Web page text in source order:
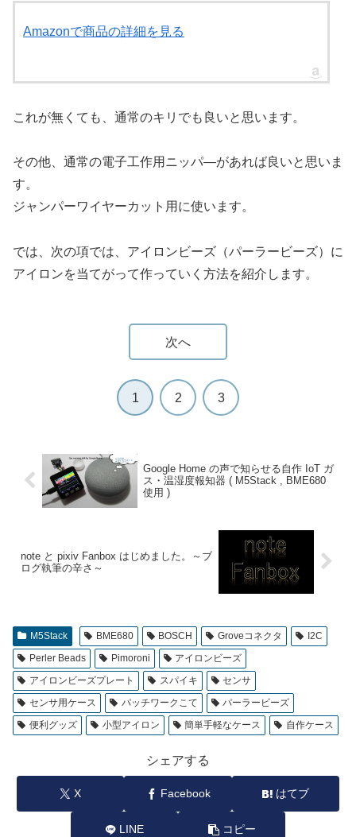
Amazonで商品の詳細を見る
これが無くても、通常のキリでも良いと思います。
その他、通常の電子工作用ニッパ―があれば良いと思いま
す。
ジャンパーワイヤーカット用に使います。
では、次の項では、アイロンビーズ（パーラービーズ）に
アイロンを当てがって作っていく方法を紹介します。
次へ
1 2 3
Google Home の声で知らせる自作 IoT ガ
ス・温湿度報知器 ( M5Stack , BME680
使用 )
note と pixiv Fanbox はじめました。～ブ
ログ執筆の辛さ～
M5Stack BME680 BOSCH Groveコネクタ
I2C
Perler Beads
Pimoroni
アイロンビーズ
アイロンビーズプレート
スパイキ
センサ
センサ用ケース
パッチワークこて
パーラービーズ
便利グッズ
小型アイロン 簡単手軽なケース 自作ケース
シェアする
X Facebook はてブ
LINE コピー